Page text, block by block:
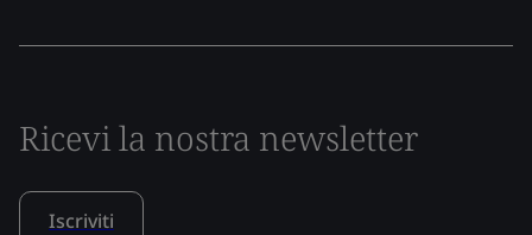
Ricevi la nostra newsletter
Iscriviti